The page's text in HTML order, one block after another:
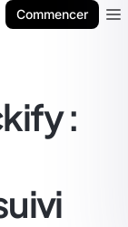
Commencer
: